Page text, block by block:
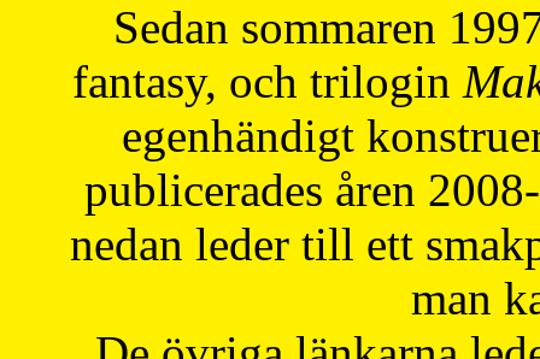
Sedan sommaren
fantasy, och trilogin
egenhändigt
publicerades åren
nedan leder till ett
man